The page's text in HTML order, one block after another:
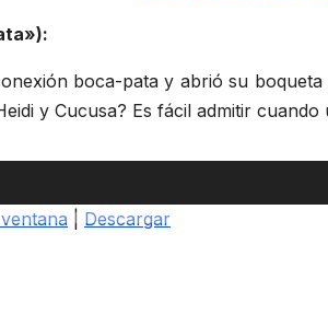
boca-pata y abrió su
y Cucusa? Es fácil admitir cuando
| Descargar